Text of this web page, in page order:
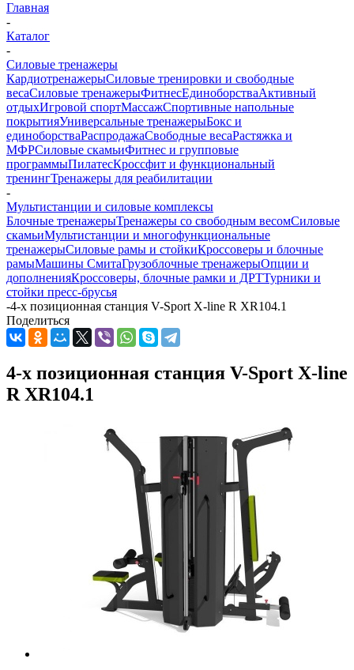
Главная
-
Каталог
-
Силовые тренажеры
КардиотренажерыСиловые тренировки и свободные
весаСиловые тренажерыФитнесЕдиноборстваАктивный
отдыхИгровой спортМассажСпортивные напольные
покрытияУниверсальные тренажерыБокс и
единоборстваРаспродажаСвободные весаРастяжка и
МФРСиловые скамьиФитнес и групповые
программыПилатесКроссфит и функциональный
тренингТренажеры для реабилитации
-
Мультистанции и силовые комплексы
Блочные тренажерыТренажеры со свободным весомСиловые
скамьиМультистанции и многофункциональные
тренажерыСиловые рамы и стойкиКроссоверы и блочные
рамыМашины СмитаГрузоблочные тренажерыОпции и
дополненияКроссоверы, блочные рамки и ДРТТурники и
стойки пресс-брусья
-4-х позиционная станция V-Sport X-line R XR104.1
Поделиться
4-х позиционная станция V-Sport X-line
R XR104.1